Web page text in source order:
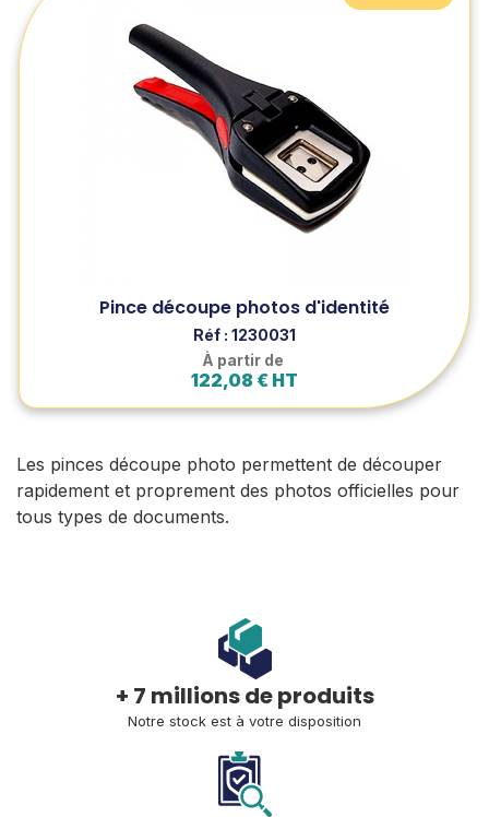
Pince découpe photos d'identité
🔥 DÉSTOCKAGE : 122.08 € HTau lieu de
sur la référence 1230040 (Jusqu'à épuisement du
Découvrez nos pinces découpe photos pour photos
Pince découpe photos d'identité
Réf : 1230031
À partir de
122,08 € HT
Voir le produit
Ajouter au panier
Les pinces découpe photo permettent de découper
rapidement et proprement des photos officielles pour
tous types de documents.
+ 7 millions de produits
Notre stock est à votre disposition